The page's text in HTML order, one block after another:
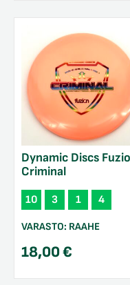
Dynamic Discs
Criminal
10 3 1 4
VARASTO: RAAHE
18,00€